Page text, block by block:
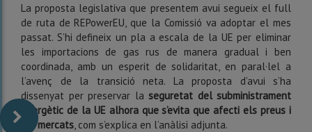
La proposta legislativa que presentem avui segueix el full
de ruta de REPowerEU, que la Comissió va adoptar el mes
passat. S’hi defineix un pla a escala de la UE per eliminar
les importacions de gas rus de manera gradual i ben
coordinada, amb un esperit de solidaritat, en paral·lel a
l’avenç de la transició neta. La proposta d’avui s’ha
dissenyat per preservar la seguretat del subministrament
energètic de la UE alhora que s’evita que afecti els preus i
els mercats , com s’explica en l’anàlisi adjunta.